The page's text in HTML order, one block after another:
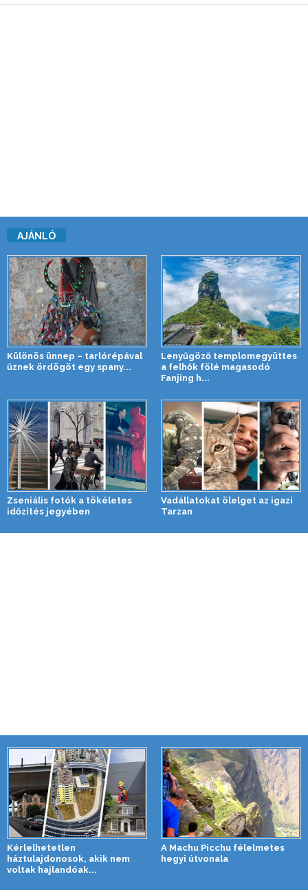
AJÁNLÓ
Különös ünnep – tarlórépával
űznek ördögöt egy spany...
Lenyűgöző templomegyüttes
a felhők fölé magasodó
Fanjing h...
Zseniális fotók a tökéletes
időzítés jegyében
Vadállatokat ölelget az igazi
Tarzan
Kérlelhetetlen
háztulajdonosok, akik nem
voltak hajlandóak...
A Machu Picchu félelmetes
hegyi útvonala